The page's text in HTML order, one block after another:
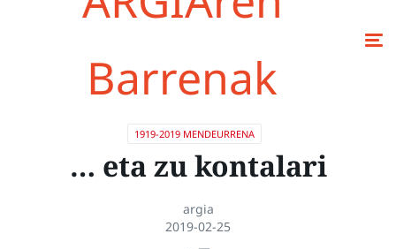
Barrenak
1919-2019 MENDEURRENA
… eta zu kontalari
argia
2019-02-25